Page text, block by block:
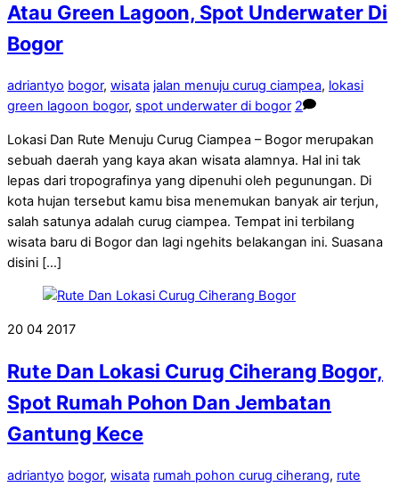
Atau Green Lagoon, Spot Underwater Di
Bogor
adriantyo bogor, wisata jalan menuju curug ciampea, lokasi
green lagoon bogor, spot underwater di bogor 2
Lokasi Dan Rute Menuju Curug Ciampea – Bogor merupakan
sebuah daerah yang kaya akan wisata alamnya. Hal ini tak
lepas dari tropografinya yang dipenuhi oleh pegunungan. Di
kota hujan tersebut kamu bisa menemukan banyak air terjun,
salah satunya adalah curug ciampea. Tempat ini terbilang
wisata baru di Bogor dan lagi ngehits belakangan ini. Suasana
disini […]
20 04 2017
Rute Dan Lokasi Curug Ciherang Bogor,
Spot Rumah Pohon Dan Jembatan
Gantung Kece
adriantyo bogor, wisata rumah pohon curug ciherang, rute